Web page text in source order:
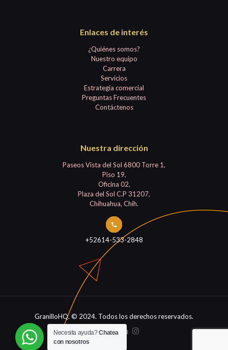
Enlaces de interés
¿Quiénes somos?
Nuestro equipo
Carrera
Servicios
Estrategia comercial
Preguntas Frecuentes
Contáctenos
Nuestra dirección
Paseos Vista del Sol 6800 Torre 1,
Piso 19,
Oficina 02,
Plaza del Sol C.P 31207,
Chihuahua, Chih.
+52614-533-2848
GranilloHQ. © 2024. Todos los derechos reservados.
Necesita ayuda?Chatea
con nosotros